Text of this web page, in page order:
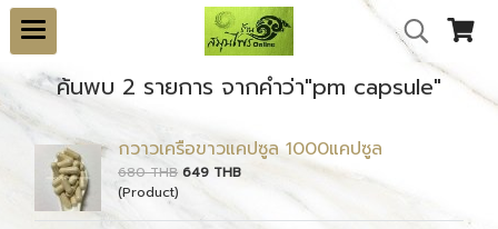
ค้นพบ 2 รายการ จากคำว่า"pm capsule"
กวาวเครือขาวแคปซูล 1000แคปซูล
680 THB 649 THB
(Product)